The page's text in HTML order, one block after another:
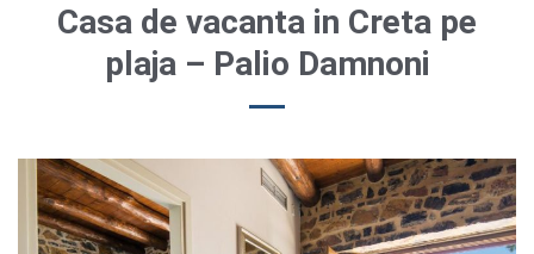
Casa de vacanta in Creta pe
plaja – Palio Damnoni